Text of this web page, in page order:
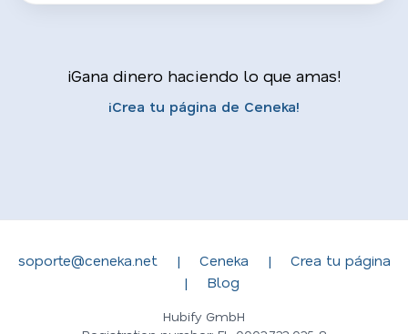
¡Gana dinero haciendo lo que amas!
¡Crea tu página de Ceneka!
soporte@ceneka.net | Ceneka |
Crea tu página
|
Blog
Hubify GmbH